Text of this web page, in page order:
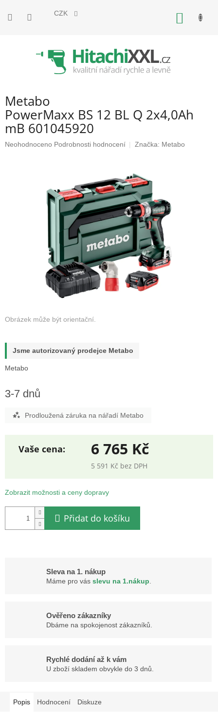
obsah
CZK
Metabo
PowerMaxx BS 12 BL Q 2x4,0Ah
mB 601045920
Průměrné
Neohodnoceno Podrobnosti hodnocení Značka: Metabo
Jsme autorizovaný prodejce Metabo
Metabo
3-7 dnů
Prodloužená záruka na nářadí Metabo
6 765 Kč
5 591 Kč bez DPH
cena:
Zobrazit možnosti a ceny dopravy
Přidat do košíku
Sleva na 1. nákup
Máme pro vás slevu na 1.nákup
Ověřeno zákazníky
Dbáme na spokojenost zákazníků.
Rychlé dodání až k vám
U zboží skladem obvykle do 3 dnů.
Popis Hodnocení Diskuze